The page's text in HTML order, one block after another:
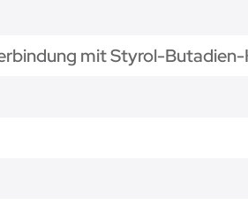
mit Styrol-